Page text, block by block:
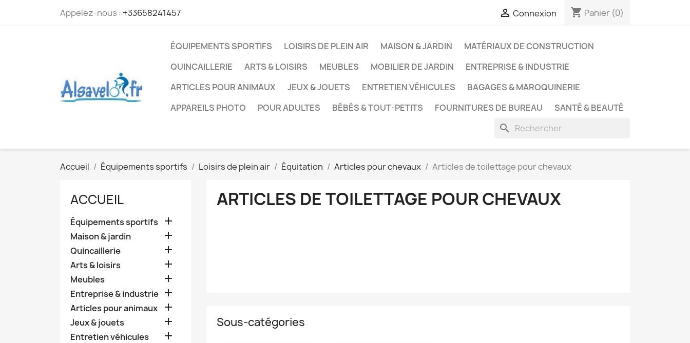
Appelez-nous : +33658241457  Connexion shopping_cart Panier (0)
ÉQUIPEMENTS SPORTIFS LOISIRS DE PLEIN AIR MAISON & JARDIN
MATÉRIAUX DE CONSTRUCTION
QUINCAILLERIE
ARTS & LOISIRS MEUBLES MOBILIER DE JARDIN
ENTREPRISE & INDUSTRIE
ARTICLES POUR ANIMAUX
JEUX & JOUETS ENTRETIEN VÉHICULES
BAGAGES & MAROQUINERIE
APPAREILS PHOTO
POUR ADULTES BÉBÉS & TOUT-PETITS FOURNITURES DE BUREAU SANTÉ & BEAUTÉ
search
Accueil Équipements sportifs Loisirs de plein air Équitation Articles pour chevaux Articles de toilettage pour chevaux
ACCUEIL
Équipements sportifs 
Maison & jardin 
Quincaillerie 
Arts & loisirs 
Meubles 
Entreprise & industrie 
Articles pour animaux 
Jeux & jouets 
Entretien véhicules 
ARTICLES DE TOILETTAGE POUR CHEVAUX
Sous-catégories